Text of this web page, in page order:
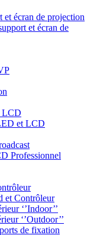
et écran de projection
et écran de
LCD
et LCD
Professionnel
et Contrôleur
‘’Indoor’’
‘’Outdoor’’
de fixation